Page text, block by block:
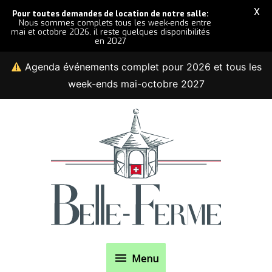
Agenda événements complet pour 2026 et tous les
week-ends mai-octobre 2027
Menu
Menu
Pour toutes demandes de location de notre salle:
Nous sommes complets tous les week-ends entre
mai et octobre 2026, il reste quelques disponibilités
en 2027
X